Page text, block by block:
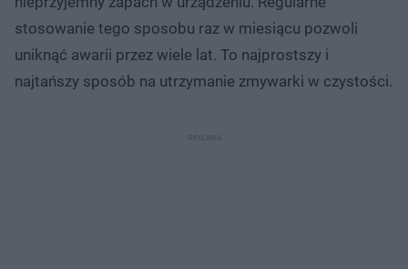
stosowanie tego sposobu raz w miesiącu pozwoli
uniknąć awarii przez wiele lat. To najprostszy i
najtańszy sposób na utrzymanie zmywarki w czystości.